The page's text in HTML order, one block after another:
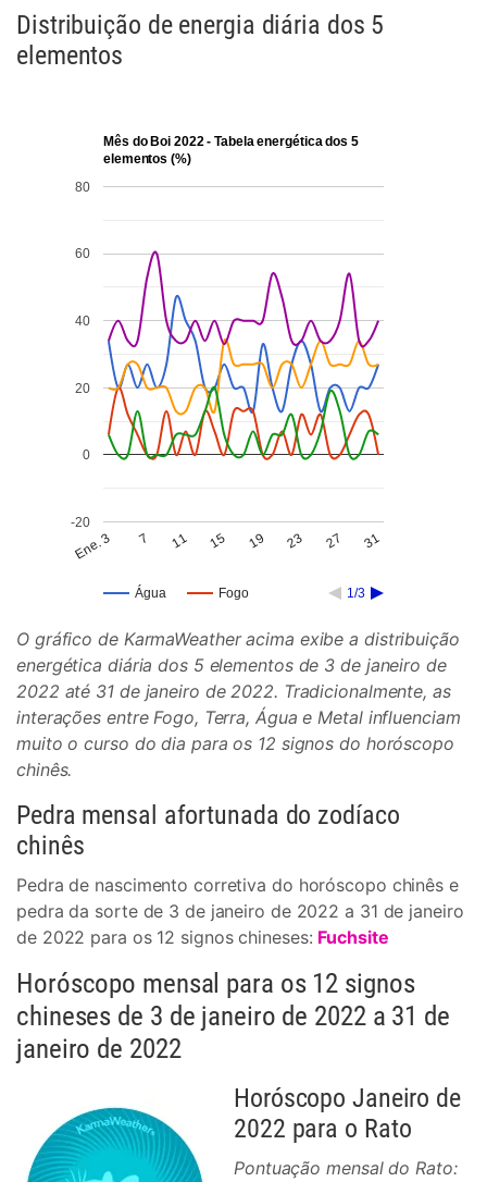
Distribuição de energia diária dos 5
elementos
Mês do Boi 2022 - Tabela energética dos 5
elementos (%)
Água Fogo 1/3
Ene. 3 7 11 15 19 23 27 31
-20
0
20
40
60
80
O gráfico de KarmaWeather acima exibe a distribuição
energética diária dos 5 elementos de 3 de janeiro de
2022 até 31 de janeiro de 2022. Tradicionalmente, as
interações entre Fogo, Terra, Água e Metal influenciam
muito o curso do dia para os 12 signos do horóscopo
chinês.
Pedra mensal afortunada do zodíaco
chinês
Pedra de nascimento corretiva do horóscopo chinês e
pedra da sorte de 3 de janeiro de 2022 a 31 de janeiro
de 2022 para os 12 signos chineses: Fuchsite
Horóscopo mensal para os 12 signos
chineses de 3 de janeiro de 2022 a 31 de
janeiro de 2022
Horóscopo Janeiro de
2022 para o Rato
Pontuação mensal do Rato: